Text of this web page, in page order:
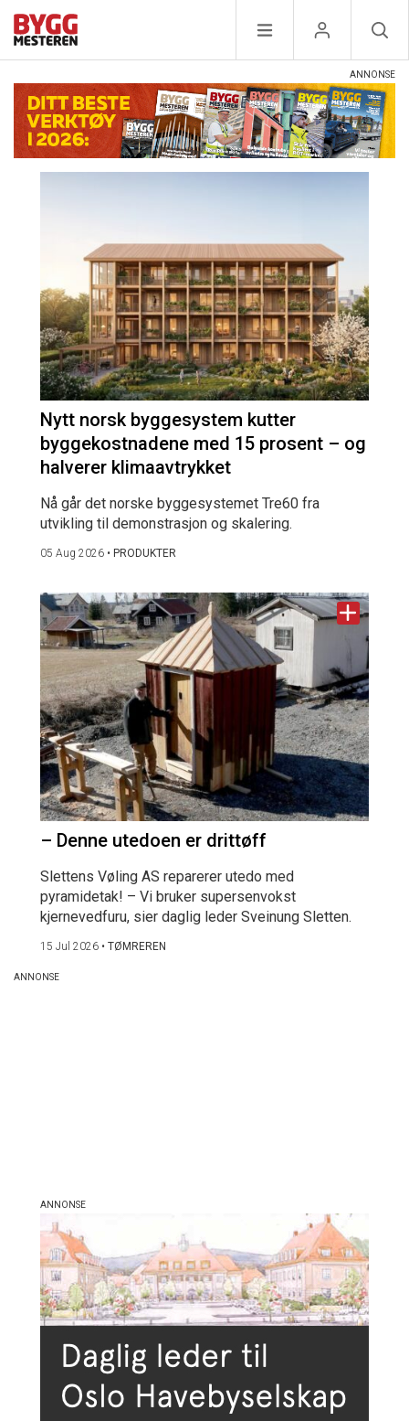
Nytt norsk byggesystem kutter
byggekostnadene med 15 prosent – og
halverer klimaavtrykket
Nå går det norske byggesystemet Tre60 fra
utvikling til demonstrasjon og skalering.
05 Aug 2026 • PRODUKTER
– Denne utedoen er drittøff
Slettens Vøling AS reparerer utedo med
pyramidetak! – Vi bruker supersenvokst
kjernevedfuru, sier daglig leder Sveinung Sletten.
15 Jul 2026 • TØMREREN